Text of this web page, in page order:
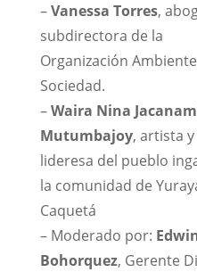
–Vanessa Torres,
subdirectora de la
Organización
Sociedad.
–Waira Nina
Mutumbajoy, artista y
lideresa del pueblo
la comunidad de
Caquetá
– Moderado por:
Bohorquez, Gerente